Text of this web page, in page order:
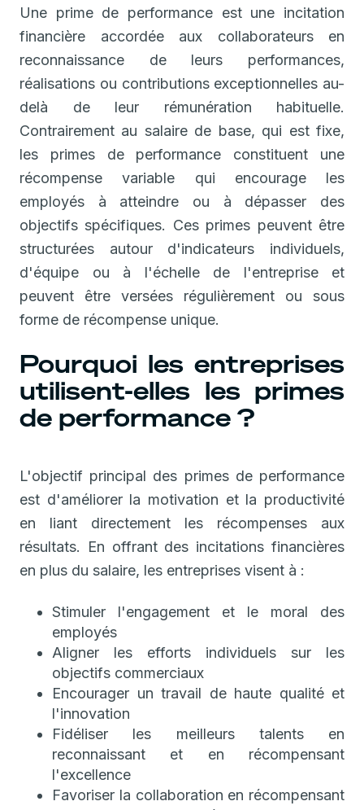
Une prime de performance est une incitation
financière accordée aux collaborateurs en
reconnaissance de leurs performances,
réalisations ou contributions exceptionnelles au-
delà de leur rémunération habituelle.
Contrairement au salaire de base, qui est fixe,
les primes de performance constituent une
récompense variable qui encourage les
employés à atteindre ou à dépasser des
objectifs spécifiques. Ces primes peuvent être
structurées autour d'indicateurs individuels,
d'équipe ou à l'échelle de l'entreprise et
peuvent être versées régulièrement ou sous
forme de récompense unique.
Pourquoi les entreprises
utilisent-elles les primes
de performance ?
L'objectif principal des primes de performance
est d'améliorer la motivation et la productivité
en liant directement les récompenses aux
résultats. En offrant des incitations financières
en plus du salaire, les entreprises visent à :
Stimuler l'engagement et le moral des
employés
Aligner les efforts individuels sur les
objectifs commerciaux
Encourager un travail de haute qualité et
l'innovation
Fidéliser les meilleurs talents en
reconnaissant et en récompensant
l'excellence
Favoriser la collaboration en récompensant